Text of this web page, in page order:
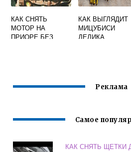
КАК СНЯТЬ
МОТОР НА
ПРИОРЕ БЕЗ
КАК ВЫГЛЯДИТ
МИЦУБИСИ
ДЕЛИКА
Реклама
Самое
КАК СНЯТЬ ЩЕТКИ